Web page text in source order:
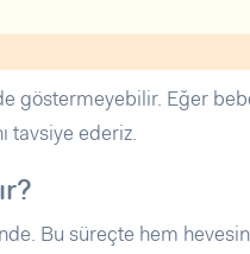
göstermeyebilir. Eğer
tavsiye ederiz.
Bu süreçte hem